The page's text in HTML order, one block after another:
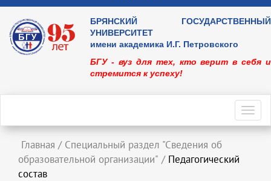
БРЯНСКИЙ ГОСУДАРСТВЕННЫЙ
УНИВЕРСИТЕТ
имени академика И.Г. Петровского
БГУ - вуз для тех, кто верит в себя и
стремится к успеху!
Главная / Специальный раздел "Сведения об
образовательной организации" / Педагогический
состав